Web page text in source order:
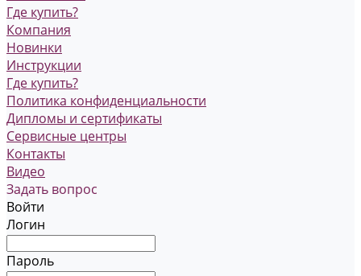
Где купить?
Компания
Новинки
Инструкции
Где купить?
Политика конфиденциальности
Дипломы и сертификаты
Сервисные центры
Контакты
Видео
Задать вопрос
Войти
Логин
Пароль